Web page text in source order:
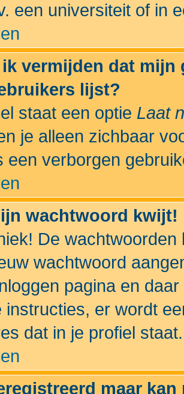
een universiteit of in
ik vermijden dat
lijst?
staat een optie Laat
je alleen zichbaar
een verborgen
wachtwoord kwijt!
De
wachtwoord
pagina en
instructies, er wordt
dat in je profiel staat.
maar